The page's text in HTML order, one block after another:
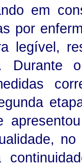
em
por
legível,